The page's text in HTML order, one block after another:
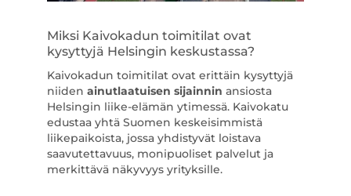
Miksi Kaivokadun toimitilat ovat
kysyttyjä Helsingin keskustassa?
Kaivokadun toimitilat ovat erittäin kysyttyjä
niiden ainutlaatuisen sijainnin ansiosta
Helsingin liike-elämän ytimessä. Kaivokatu
edustaa yhtä Suomen keskeisimmistä
liikepaikoista, jossa yhdistyvät loistava
saavutettavuus, monipuoliset palvelut ja
merkittävä näkyvyys yrityksille.